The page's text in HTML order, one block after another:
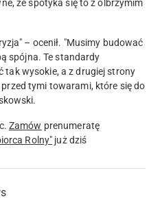
że spotyka się to z olbrzymim
– ocenił. "Musimy budować
spójna. Te standardy
tak wysokie, a z drugiej strony
tymi towarami, które się do
Zamów prenumeratę
Rolny" już dziś